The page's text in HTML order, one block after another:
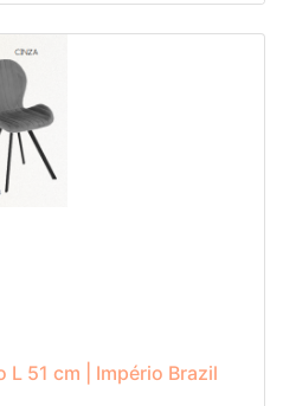
L 51 cm | Império Brazil